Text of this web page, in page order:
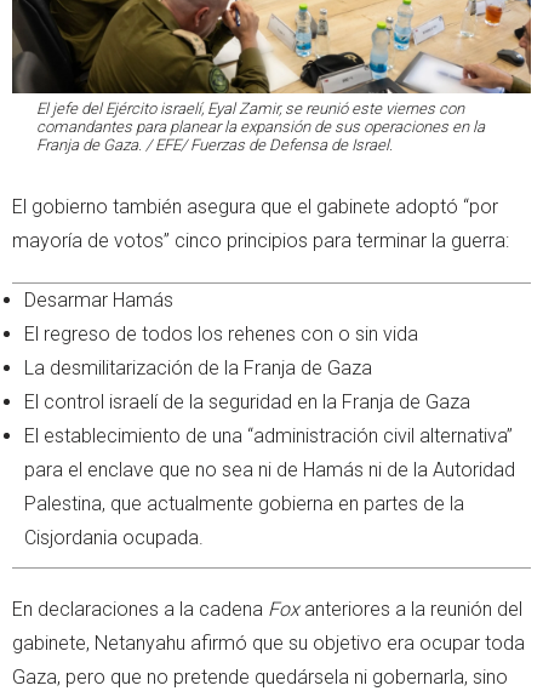
El jefe del Ejército israelí, Eyal Zamir, se reunió este viernes con
comandantes para planear la expansión de sus operaciones en la
Franja de Gaza. / EFE/ Fuerzas de Defensa de Israel.
El gobierno también asegura que el gabinete adoptó “por
mayoría de votos” cinco principios para terminar la guerra:
Desarmar Hamás
El regreso de todos los rehenes con o sin vida
La desmilitarización de la Franja de Gaza
El control israelí de la seguridad en la Franja de Gaza
El establecimiento de una “administración civil alternativa”
para el enclave que no sea ni de Hamás ni de la Autoridad
Palestina, que actualmente gobierna en partes de la
Cisjordania ocupada.
En declaraciones a la cadena Foxanteriores a la reunión del
gabinete, Netanyahu afirmó que su objetivo era ocupar toda
Gaza, pero que no pretende quedársela ni gobernarla, sino